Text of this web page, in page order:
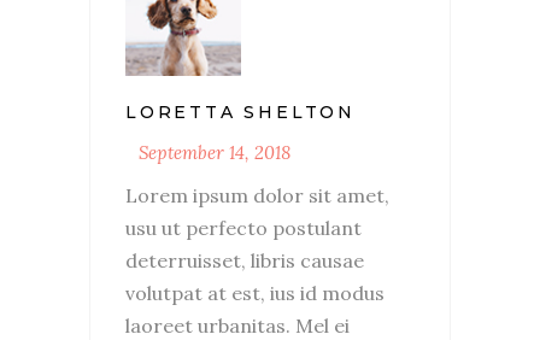
LORETTA SHELTON
September 14, 2018
Lorem ipsum dolor sit amet,
usu ut perfecto postulant
deterruisset, libris causae
volutpat at est, ius id modus
laoreet urbanitas. Mel ei